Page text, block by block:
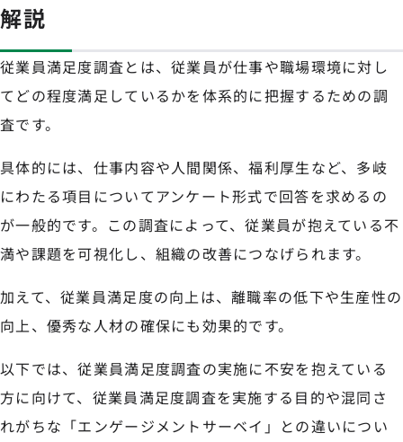
解説
従業員満足度調査とは、従業員が仕事や職場環境に対し
てどの程度満足しているかを体系的に把握するための調
査です。
具体的には、仕事内容や人間関係、福利厚生など、多岐
にわたる項目についてアンケート形式で回答を求めるの
が一般的です。この調査によって、従業員が抱えている不
満や課題を可視化し、組織の改善につなげられます。
加えて、従業員満足度の向上は、離職率の低下や生産性の
向上、優秀な人材の確保にも効果的です。
以下では、従業員満足度調査の実施に不安を抱えている
方に向けて、従業員満足度調査を実施する目的や混同さ
れがちな「エンゲージメントサーベイ」との違いについ